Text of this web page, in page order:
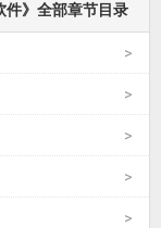
件》全部章节目录